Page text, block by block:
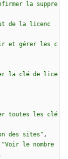
la suppre
de la licenc
et gérer les c
la clé de lice
toutes les clé
des sites" ,
"Voir le nombre